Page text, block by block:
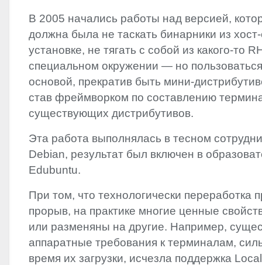
В‭ ‬2005‭ ‬начались работы над версией,‭
должна была не таскать бинарники из
установке,‭ ‬не тягать с собой из какого-то
специальном окружении‭ ― ‬но
основой,‭ ‬прекратив быть мини-
став фреймворком по составлению
существующих дистрибутивов.
Эта работа выполнялась в тесном
Debian,‭ ‬результат был включен в
Edubuntu.
При том,‭ ‬что технологически переработка
прорыв,‭ ‬на практике многие ценные
или разменяны на другие.‭ ‬Например,‭
аппаратные требования к терминалам,‭
время их загрузки,‭ ‬исчезла поддержка